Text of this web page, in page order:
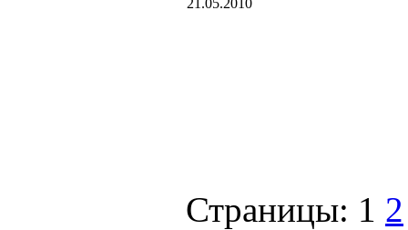
21.05.2010
Страницы: 1 2